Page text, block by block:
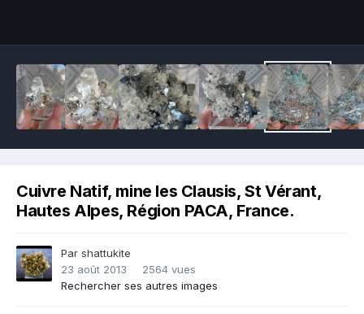
Cuivre Natif, mine les Clausis, St Vérant,
Hautes Alpes, Région PACA, France.
Par shattukite
23 août 2013
2564 vues
Rechercher ses autres images